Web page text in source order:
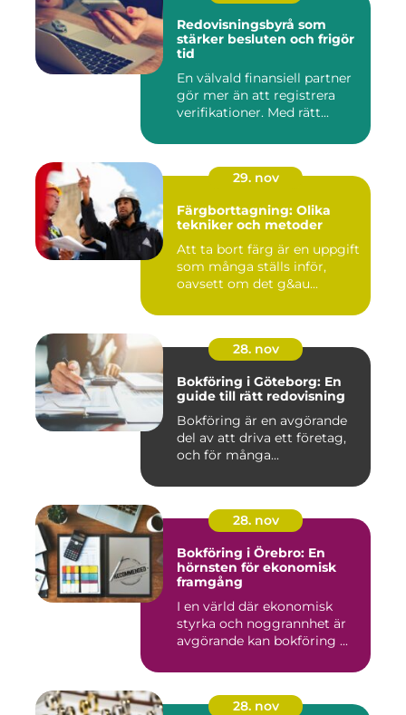
Redovisningsbyrå som
stärker besluten och frigör
tid
En välvald finansiell partner
gör mer än att registrera
verifikationer. Med rätt...
29. nov
Färgborttagning: Olika
tekniker och metoder
Att ta bort färg är en uppgift
som många ställs inför,
oavsett om det g&au...
28. nov
Bokföring i Göteborg: En
guide till rätt redovisning
Bokföring är en avgörande
del av att driva ett företag,
och för många...
28. nov
Bokföring i Örebro: En
hörnsten för ekonomisk
framgång
I en värld där ekonomisk
styrka och noggrannhet är
avgörande kan bokföring ...
28. nov